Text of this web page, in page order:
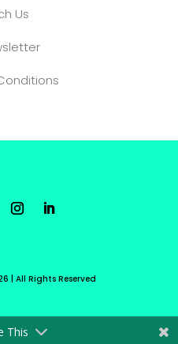
Us
| All Rights Reserved
This